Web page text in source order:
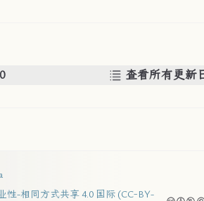
查看所有更新
性-相同方式共享 4.0 国际 (CC-BY-